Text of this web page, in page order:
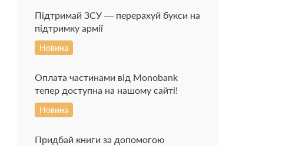
Підтримай ЗСУ — перерахуй букси на
підтримку армії
Новина
Оплата частинами від Monobank
тепер доступна на нашому сайті!
Новина
Придбай книги за допомогою